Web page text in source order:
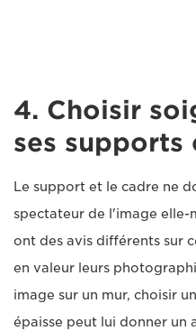
4. Choisir
ses supports
Le support et le cadre ne
spectateur de l'image elle-
ont des avis différents sur
en valeur leurs
image sur un mur, choisir
épaisse peut lui donner un